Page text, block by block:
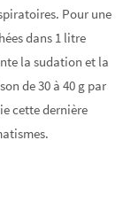
Pour une
dans 1 litre
la sudation et la
de 30 à 40 g par
cette dernière